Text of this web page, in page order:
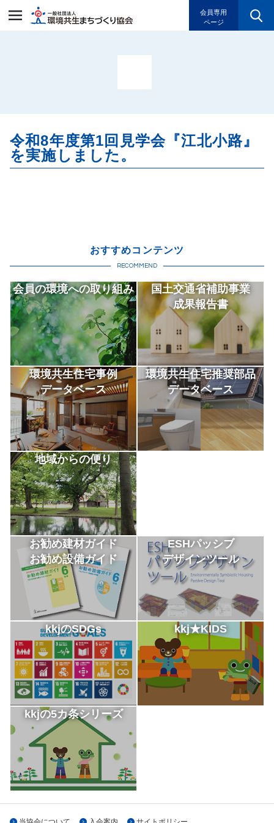
会員専用
ページ
令和8年度第1回見学会『江北小路』
を実施しました。
おすすめコンテンツ
RECOMMEND
会員の環境への取り組み
国土交通省補助事業
成果報告書
環境共生住宅事例
データベース
環境共生住宅推奨部品
データベース
地域からの便り
お勧め建材ガイド
お勧め設備ガイド
ESHパッシブ
デザインツール
kkjのSDGs kkj★KIDS
kkjの5カ条シリーズ